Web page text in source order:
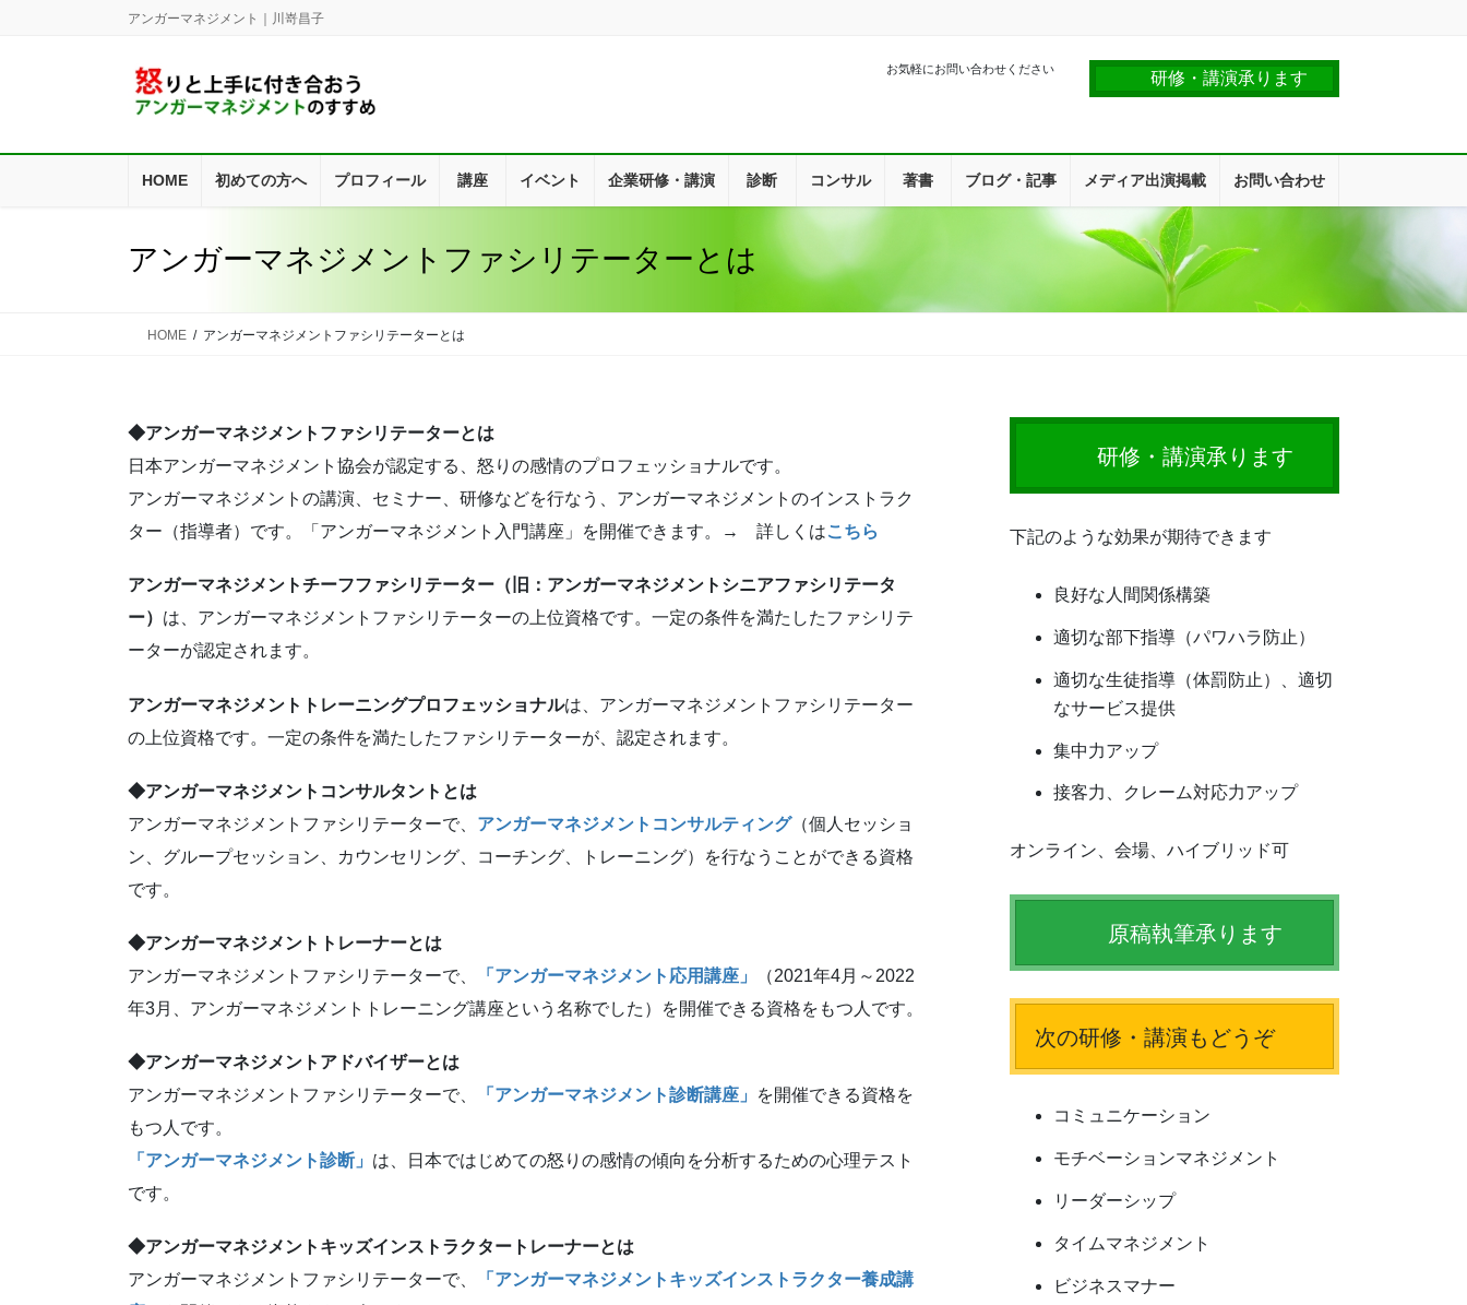
アンガーマネジメント｜川嵜昌子
お気軽にお問い合わせください
研修・講演承ります
HOME 初めての方へ プロフィール 講座 イベント 企業研修・講演 診断 コンサル 著書 ブログ・記事 メディア出演掲載 お問い合わせ
アンガーマネジメントファシリテーターとは
HOME アンガーマネジメントファシリテーターとは
◆アンガーマネジメントファシリテーターとは
日本アンガーマネジメント協会が認定する、怒りの感情のプロフェッショナルです。
アンガーマネジメントの講演、セミナー、研修などを行なう、アンガーマネジメントのインストラク
ター（指導者）です。「アンガーマネジメント入門講座」を開催できます。→ 詳しくはこちら
アンガーマネジメントチーフファシリテーター（旧：アンガーマネジメントシニアファシリテータ
ー） は、アンガーマネジメントファシリテーターの上位資格です。一定の条件を満たしたファシリテ
ーターが認定されます。
アンガーマネジメントトレーニングプロフェッショナルは、アンガーマネジメントファシリテーター
の上位資格です。一定の条件を満たしたファシリテーターが、認定されます。
◆アンガーマネジメントコンサルタントとは
アンガーマネジメントファシリテーターで、 アンガーマネジメントコンサルティング（個人セッショ
ン、グループセッション、カウンセリング、コーチング、トレーニング）を行なうことができる資格
です。
◆アンガーマネジメントトレーナーとは
アンガーマネジメントファシリテーターで、
「アンガーマネジメント応用講座」
（2021年4月～2022
年3月、アンガーマネジメントトレーニング講座という名称でした）を開催できる資格をもつ人です。
◆アンガーマネジメントアドバイザーとは
アンガーマネジメントファシリテーターで、
「アンガーマネジメント診断講座」
を開催できる資格を
もつ人です。
「アンガーマネジメント診断」 は、日本ではじめての怒りの感情の傾向を分析するための心理テスト
です。
◆アンガーマネジメントキッズインストラクタートレーナーとは
アンガーマネジメントファシリテーターで、
「アンガーマネジメントキッズインストラクター養成講
研修・講演承ります
下記のような効果が期待できます
良好な人間関係構築
適切な部下指導（パワハラ防止）
適切な生徒指導（体罰防止）、適切
なサービス提供
集中力アップ
接客力、クレーム対応力アップ
オンライン、会場、ハイブリッド可
原稿執筆承ります
次の研修・講演もどうぞ
コミュニケーション
モチベーションマネジメント
リーダーシップ
タイムマネジメント
ビジネスマナー